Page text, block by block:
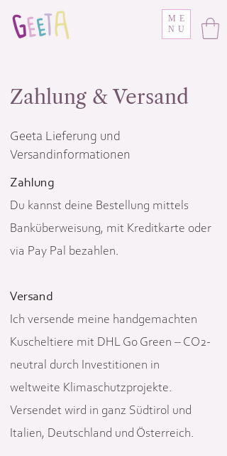
ME
NU
Zahlung & Versand
Geeta Lieferung und
Versandinformationen
Zahlung
Du kannst deine Bestellung mittels
Banküberweisung, mit Kreditkarte oder
via Pay Pal bezahlen.
Versand
Ich versende meine handgemachten
Kuscheltiere mit DHL Go Green – CO2-
neutral durch Investitionen in
weltweite Klimaschutzprojekte.
Versendet wird in ganz Südtirol und
Italien, Deutschland und Österreich.